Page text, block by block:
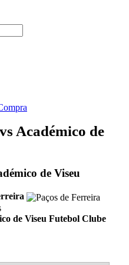
Académico de
de Viseu
de Viseu Futebol Clube